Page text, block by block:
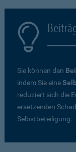
Sie können den
indem Sie eine
reduziert sich die
ersetzenden
Selbstbeteiligung.